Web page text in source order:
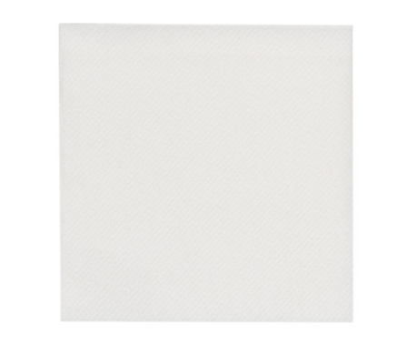
TEMATICA CULINARA